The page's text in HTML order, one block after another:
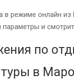
в режиме онлайн
и
по
в